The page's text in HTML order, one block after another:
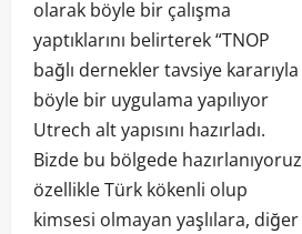
olarak böyle bir çalışma
yaptıklarını belirterek “TNOP
bağlı dernekler tavsiye kararıyla
böyle bir uygulama yapılıyor
Utrech alt yapısını hazırladı.
Bizde bu bölgede hazırlanıyoruz
özellikle Türk kökenli olup
kimsesi olmayan yaşlılara, diğer